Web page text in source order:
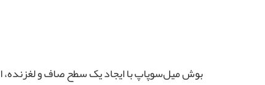
بوش میل‌سوپاپ با ایجاد یک سطح صاف و